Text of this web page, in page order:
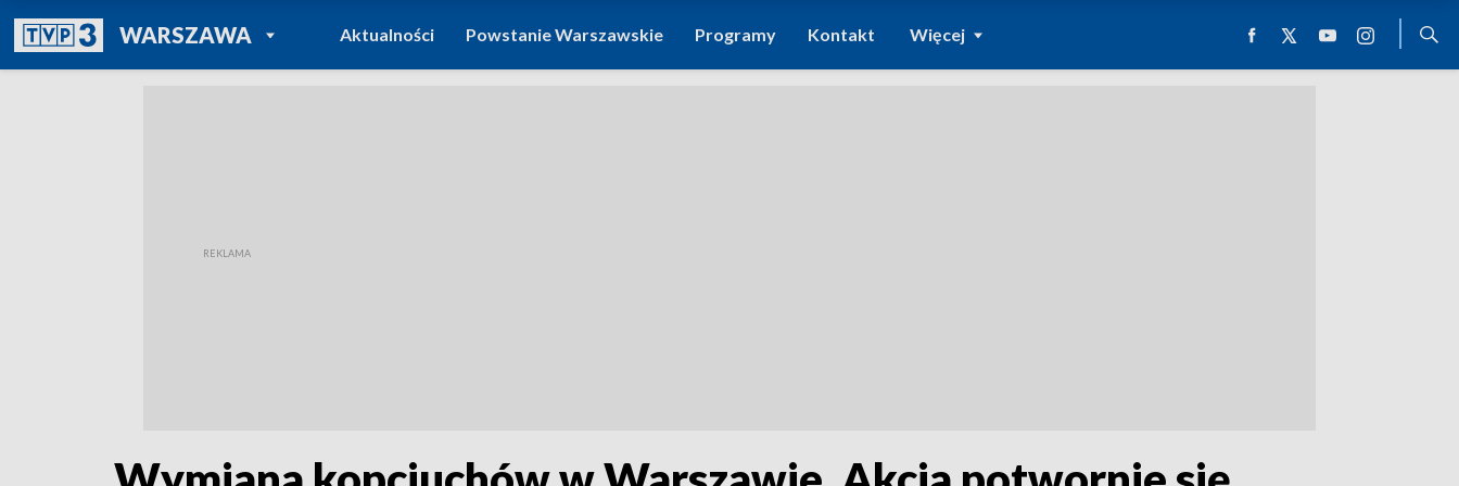
WARSZAWAPOWRÓT DO
TVP REGIONY
Aktualności Powstanie Warszawskie Programy Kontakt Więcej